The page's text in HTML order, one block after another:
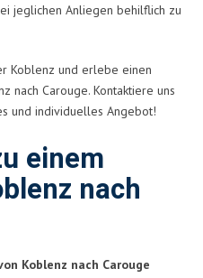
jeglichen Anliegen behilflich zu
Koblenz und erlebe einen
nach Carouge. Kontaktiere uns
und individuelles Angebot!
einem
nach
Koblenz nach Carouge